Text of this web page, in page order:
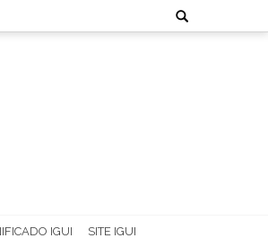
Search
for:
IGUI SITE IGUI